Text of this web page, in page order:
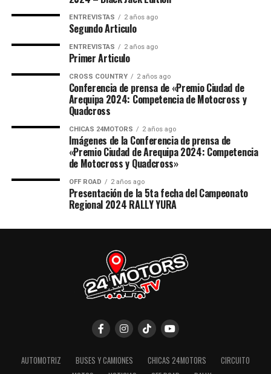
ENTREVISTAS 2 años ago
Segundo Articulo
ENTREVISTAS 2 años ago
Primer Articulo
CROSS COUNTRY 2 años ago
Conferencia de prensa de «Premio Ciudad de
Arequipa 2024: Competencia de Motocross y
Quadcross
CHICAS 24MOTORS 2 años ago
Imágenes de la Conferencia de prensa de
«Premio Ciudad de Arequipa 2024: Competencia
de Motocross y Quadcross»
OFF ROAD 2 años ago
Presentación de la 5ta fecha del Campeonato
Regional 2024 RALLY YURA
AUTOMOTRIZ BUSES Y CAMIONES CHICAS 24MOTORS
CIRCUITO